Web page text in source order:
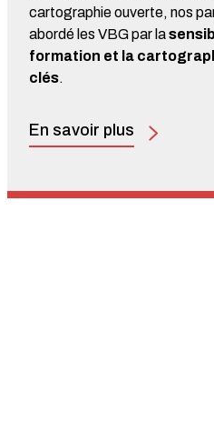
cartographie ouverte, nos
abordé les VBG par la
formation et la
clés.
En savoir plus